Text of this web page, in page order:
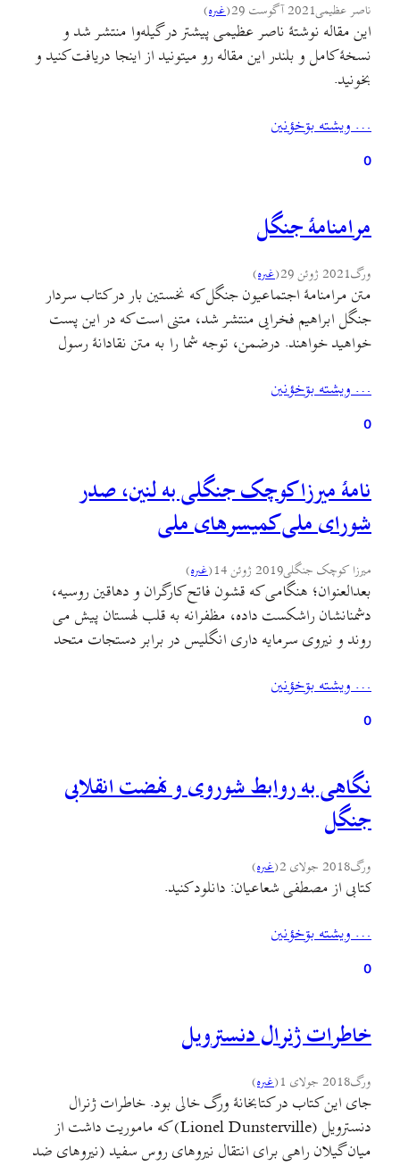
ناصر عظیمی2021 آگوست 29 (غىره)
این مقاله نوشتهٔ ناصر عظیمی پیشتر در گیله‌وا منتشر شد و
نسخهٔ کامل و بلندر این مقاله رو میتونید از اینجا دریافت کنید و
بخونید.
… ويشته بۊخؤنين
0
مرامنامهٔ جنگل
ورگ2021 ژوئن 29 (غىره)
متن مرامنامهٔ اجتماعیون جنگل که نخستین بار در کتاب سردار
جنگل ابراهیم فخرایی منتشر شد، متنی است که در این پست
خواهید خواهند. درضمن، توجه شما را به متن نقادانهٔ رسول
مرامنامه آورده شده است. مرامنامۀ جنگل: آسایش عمومی و
نجات طبقات زحمتکش ممکن…
… ويشته بۊخؤنين
0
نامهٔ میرزا کوچک جنگلی به لنین، صدر
شورای ملی کمیسرهای ملی
میرزا کوچک جنگلی2019 ژوئن 14 (غىره)
بعدالعنوان؛ هنگامی که قشون فاتح کارگران و دهاقین روسیه،
دشمنانشان راشکست داده، مظفرانه به قلب لهستان پیش می
روند و نیروی سرمایه داری انگلیس در برابر دستجات متحد
گیری کرده، مطلبی را متذکر می شوم که ملال آور است؛ لیکن از
ذکرش خودداری…
… ويشته بۊخؤنين
0
نگاهی به روابط شوروی و نهضت انقلابی
جنگل
ورگ2018 جولای 2 (غىره)
کتابی از مصطفی شعاعیان: دانلود کنید.
… ويشته بۊخؤنين
0
خاطرات ژنرال دنسترویل
ورگ2018 جولای 1 (غىره)
جای این کتاب در کتابخانهٔ ورگ خالی بود. خاطرات ژنرال
دنسترویل (Lionel Dunsterville) که ماموریت داشت از
میان گیلان راهی برای انتقال نیروهای روس سفید (نیروهای ضد